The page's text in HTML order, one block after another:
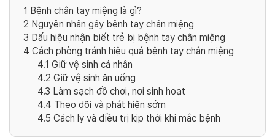
1 Bệnh chân tay miệng là gì?
2 Nguyên nhân gây bệnh tay chân miệng
3 Dấu hiệu nhận biết trẻ bị bệnh tay chân miệng
4 Cách phòng tránh hiệu quả bệnh tay chân miệng
4.1 Giữ vệ sinh cá nhân
4.2 Giữ vệ sinh ăn uống
4.3 Làm sạch đồ chơi, nơi sinh hoạt
4.4 Theo dõi và phát hiện sớm
4.5 Cách ly và điều trị kịp thời khi mắc bệnh